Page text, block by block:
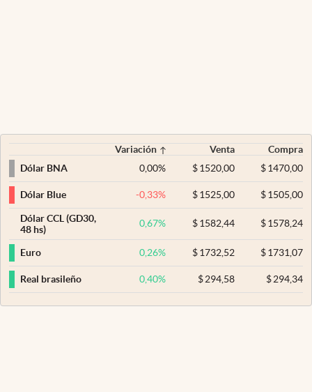
Variación Venta
Compra
Dólar BNA
0,00% $ 1520,00 $1470,00
Dólar Blue -0,33% $ 1525,00 $1505,00
Dólar CCL (GD30,
48 hs)
0,67% $ 1582,44 $1578,24
Euro 0,26% $ 1732,52 $1731,07
Real brasileño 0,40% $ 294,58 $294,34